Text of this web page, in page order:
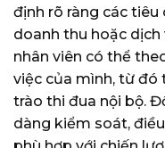
định rõ ràng các tiêu
doanh thu hoặc dịch
nhân viên có thể
việc của mình, từ đó
trào thi đua nội bộ.
dàng kiểm soát,